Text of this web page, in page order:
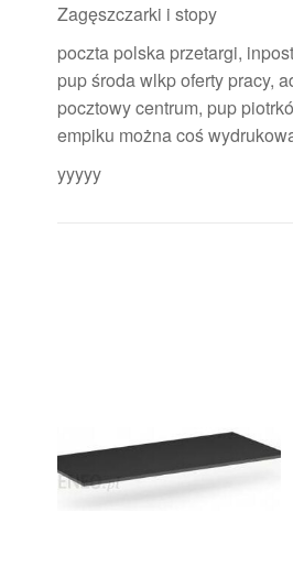
Zagęszczarki i stopy
poczta polska przetargi,
pup środa wlkp oferty pracy,
pocztowy centrum, pup
empiku można coś
yyyyy